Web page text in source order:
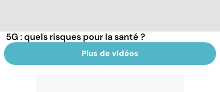
5G : quels risques pour la santé ?
Plus de vidéos